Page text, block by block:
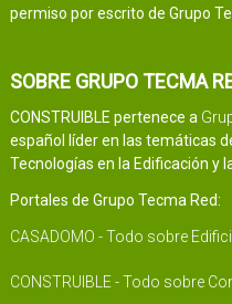
permiso por escrito de Grupo
SOBRE GRUPO TECMA
CONSTRUIBLE pertenece a
español líder en las temáticas
Tecnologías en la Edificación y
Portales de Grupo Tecma Red:
CASADOMO - Todo sobre
CONSTRUIBLE - Todo sobre